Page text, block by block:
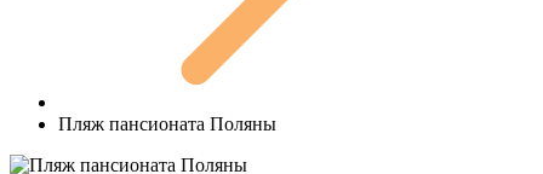
Пляж пансионата Поляны